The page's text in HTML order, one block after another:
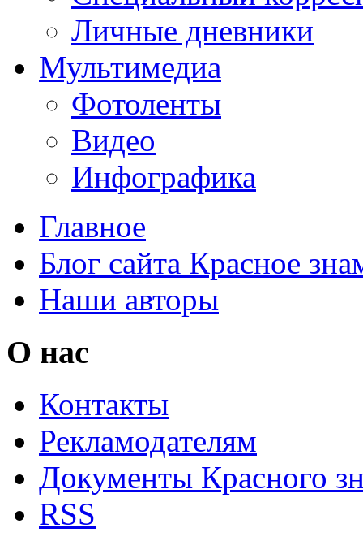
Личные дневники
Мультимедиа
Фотоленты
Видео
Инфографика
Главное
Блог сайта Красное
Наши авторы
О нас
Контакты
Рекламодателям
Документы Красного
RSS